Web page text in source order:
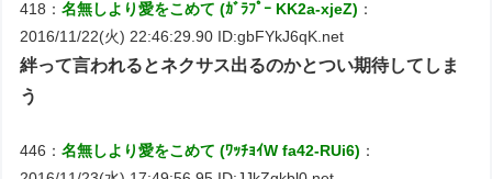
418：名無しより愛をこめて (ｶﾞﾗﾌﾟｰ KK2a-xjeZ) ：
2016/11/22(火) 22:46:29.90 ID:gbFYkJ6qK.net
絆って言われるとネクサス出るのかとつい期待してしま
う
446：名無しより愛をこめて (ﾜｯﾁｮｲW fa42-RUi6) ：